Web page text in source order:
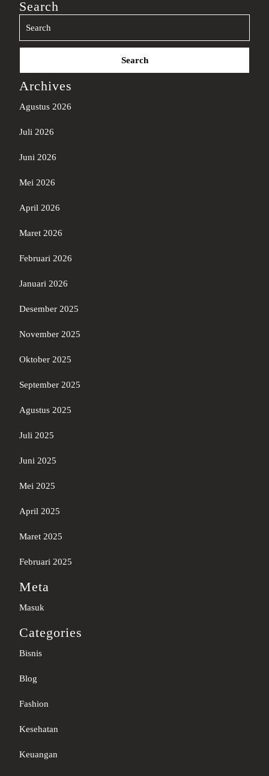
Search
Search
Archives
Agustus 2026
Juli 2026
Juni 2026
Mei 2026
April 2026
Maret 2026
Februari 2026
Januari 2026
Desember 2025
November 2025
Oktober 2025
September 2025
Agustus 2025
Juli 2025
Juni 2025
Mei 2025
April 2025
Maret 2025
Februari 2025
Meta
Masuk
Categories
Bisnis
Blog
Fashion
Kesehatan
Keuangan